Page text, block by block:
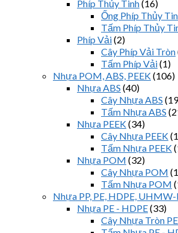
Phíp Thủy Tinh(16)
Ống Phíp Thủy
Tấm Phíp Thủy
Phíp Vải(2)
Cây Phíp Vải Tròn
Tấm Phíp Vải(1)
Nhựa POM, ABS, PEEK(106)
Nhựa ABS (40)
Cây Nhựa ABS
Tấm Nhựa ABS
Nhựa PEEK(34)
Cây Nhựa PEEK
Tấm Nhựa PEEK
Nhựa POM (32)
Cây Nhựa POM
Tấm Nhựa POM
Nhựa PP, PE, HDPE, UHMW-
Nhựa PE - HDPE(33)
Cây Nhựa Tròn